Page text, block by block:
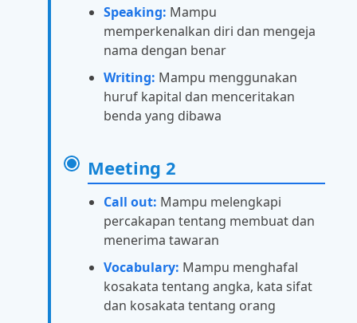
Speaking: Mampu
memperkenalkan diri dan mengeja
nama dengan benar
Writing: Mampu menggunakan
huruf kapital dan menceritakan
benda yang dibawa
Meeting 2
Call out: Mampu melengkapi
percakapan tentang membuat dan
menerima tawaran
Vocabulary: Mampu menghafal
kosakata tentang angka, kata sifat
dan kosakata tentang orang